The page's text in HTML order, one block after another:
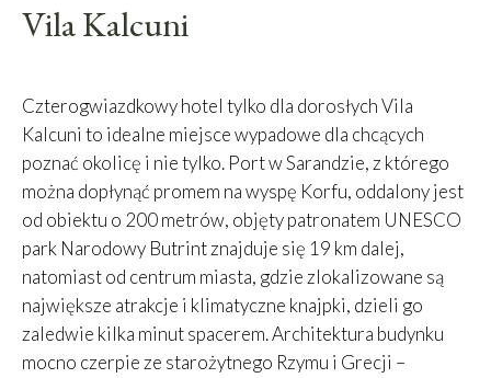
Vila Kalcuni
Czterogwiazdkowy hotel tylko dla dorosłych Vila
Kalcuni to idealne miejsce wypadowe dla chcących
poznać okolicę i nie tylko. Port w Sarandzie, z którego
można dopłynąć promem na wyspę Korfu, oddalony jest
od obiektu o 200 metrów, objęty patronatem UNESCO
park Narodowy Butrint znajduje się 19 km dalej,
natomiast od centrum miasta, gdzie zlokalizowane są
największe atrakcje i klimatyczne knajpki, dzieli go
zaledwie kilka minut spacerem. Architektura budynku
mocno czerpie ze starożytnego Rzymu i Grecji –